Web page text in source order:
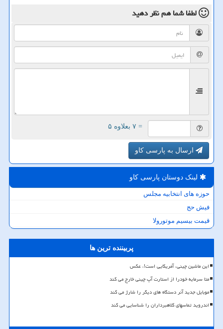
لطفا شما همنظر دهید
= ۷ بعلاوه ۵
ارسال به پارسی کاو
لینک دوستان پارسی كاو
حوزه های انتخابیه مجلس
فیش حج
قیمت بیسیم موتورولا
پربیننده ترین ها
این ماشین چینی، آمریکایی است!، عکس
متا سرمایه خودرا از استارت آپ چینی خارج می کند
موبایل جدید آنر دستگاه های دیگر را شارژ می کند
اندروید تماسهای کلاهبرداران را شناسایی می کند